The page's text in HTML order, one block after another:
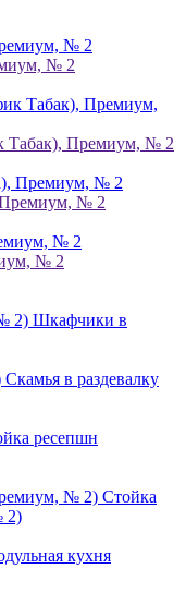
№ 2
Табак), Премиум, № 2
Премиум, № 2
№ 2
Шкафчики в
Скамья в раздевалку
ресепшн
Стойка
2)
кухня